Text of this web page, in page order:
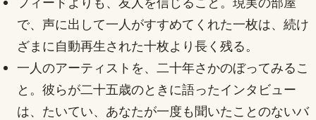
で、声に出して一人がすすめてくれた一枚は、続け
ざまに自動再生された十枚より長く残る。
一人のアーティストを、二十年さかのぼってみるこ
と。彼らが二十五歳のときに語ったインタビュー
は、たいてい、あなたが一度も聞いたことのないバ